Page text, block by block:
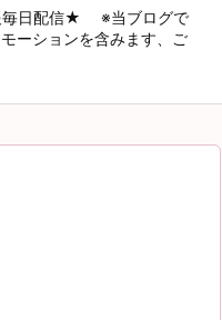
サイド


毎日配信★ ※当ブログで
ーションを含みます、ご